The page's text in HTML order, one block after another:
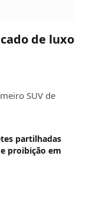
de luxo
SUV de
partilhadas
proibição em